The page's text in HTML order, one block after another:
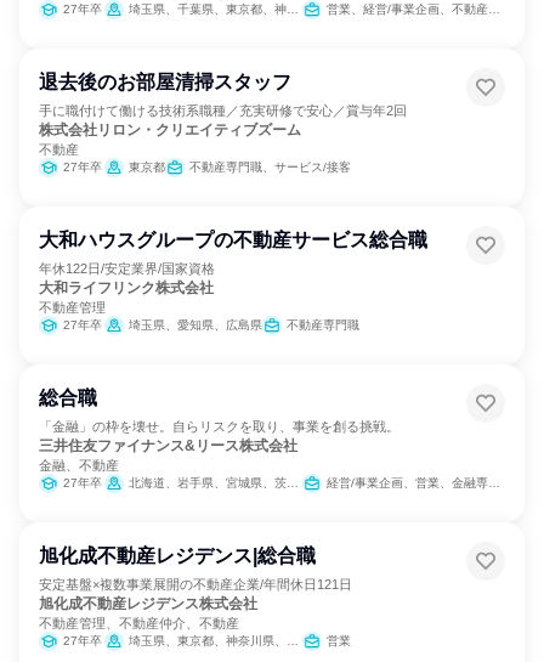
27年卒 埼玉県、千葉県、東京都、神奈川県、愛知県、京都府、大阪府、兵庫県、広島県、福岡県 営業、経営/事業企画、不動産専門職、経理/税務/財務、人事、総務、広報/IR、組織運営管理・公務員・事務系職種
退去後のお部屋清掃スタッフ
手に職付けて働ける技術系職種／充実研修で安心／賞与年2回
株式会社リロン・クリエイティブズーム
不動産
27年卒 東京都 不動産専門職、サービス/接客
大和ハウスグループの不動産サービス総合職
年休122日/安定業界/国家資格
大和ライフリンク株式会社
不動産管理
27年卒 埼玉県、愛知県、広島県 不動産専門職
総合職
「金融」の枠を壊せ。自らリスクを取り、事業を創る挑戦。
三井住友ファイナンス&リース株式会社
金融、不動産
27年卒 北海道、岩手県、宮城県、茨城県、群馬県、埼玉県、東京都、神奈川県、新潟県、富山県、石川県、長野県、静岡県、愛知県、京都府、大阪府、兵庫県、岡山県、広島県、香川県、熊本県、鹿児島県、沖縄県 経営/事業企画、営業、金融専門職、不動産専門職、経理/税務/財務、法務/知財
旭化成不動産レジデンス|総合職
安定基盤×複数事業展開の不動産企業/年間休日121日
旭化成不動産レジデンス株式会社
不動産管理、不動産仲介、不動産
27年卒 埼玉県、東京都、神奈川県、愛知県、大阪府、福岡県 営業